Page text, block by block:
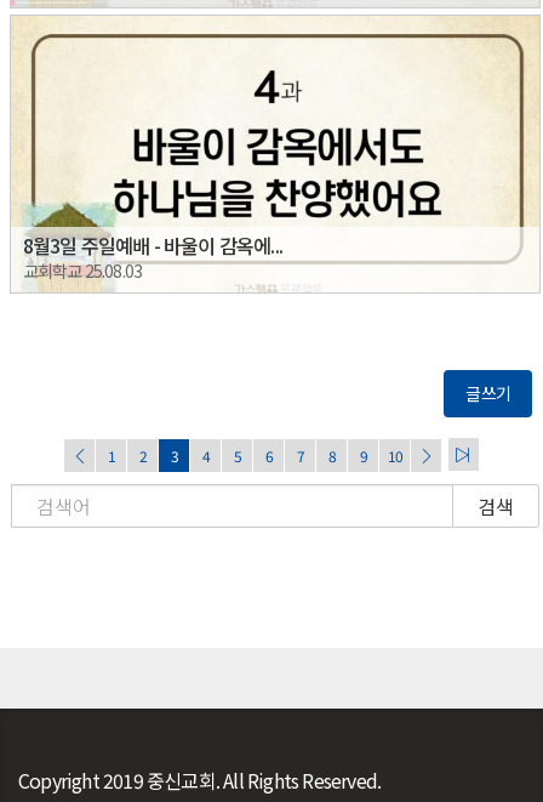
8월3일 주일예배 - 바울이 감옥에...
교회학교 25.08.03
글쓰기
1 2 3 4 5 6 7 8 9 10
검색
Copyright 2019 중신교회. All Rights Reserved.